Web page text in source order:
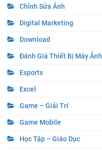
Chỉnh Sửa Ảnh
Digital Marketing
Download
Đánh Giá Thiết Bị Máy Ảnh
Esports
Excel
Game – Giải Trí
Game Mobile
Học Tập – Giáo Dục